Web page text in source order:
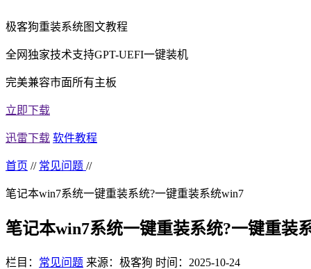
极客狗重装系统图文教程
全网独家技术支持GPT-UEFI一键装机
完美兼容市面所有主板
立即下载
迅雷下载 软件教程
首页 // 常见问题 //
笔记本win7系统一键重装系统?一键重装系统win7
笔记本win7系统一键重装系统?一键重装
栏目： 常见问题 来源：极客狗 时间：2025-10-24